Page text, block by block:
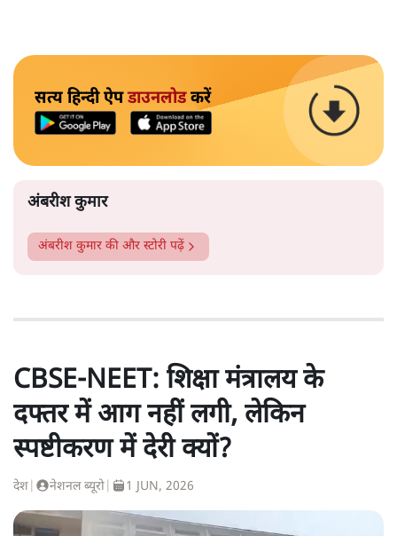
सत्य हिन्दी ऐपडाउनलोडकरें
अंबरीश कुमार
अंबरीश कुमार की और स्टोरी पढ़ें
CBSE-NEET: शिक्षा मंत्रालय के
दफ्तर में आग नहीं लगी, लेकिन
स्पष्टीकरण में देरी क्यों?
देश नेशनल ब्यूरो 1 JUN, 2026